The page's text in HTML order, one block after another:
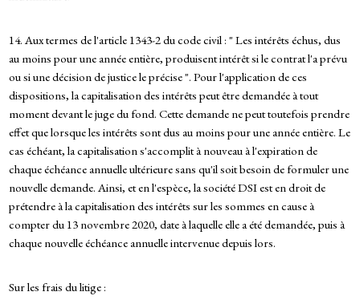
14. Aux termes de l'article 1343-2 du code civil : " Les intérêts échus, dus
au moins pour une année entière, produisent intérêt si le contrat l'a prévu
ou si une décision de justice le précise ". Pour l'application de ces
dispositions, la capitalisation des intérêts peut être demandée à tout
moment devant le juge du fond. Cette demande ne peut toutefois prendre
effet que lorsque les intérêts sont dus au moins pour une année entière. Le
cas échéant, la capitalisation s'accomplit à nouveau à l'expiration de
chaque échéance annuelle ultérieure sans qu'il soit besoin de formuler une
nouvelle demande. Ainsi, et en l'espèce, la société DSI est en droit de
prétendre à la capitalisation des intérêts sur les sommes en cause à
compter du 13 novembre 2020, date à laquelle elle a été demandée, puis à
chaque nouvelle échéance annuelle intervenue depuis lors.
Sur les frais du litige :